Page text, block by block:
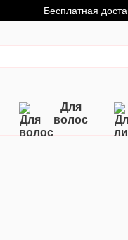
Бесплатная
Для
волос